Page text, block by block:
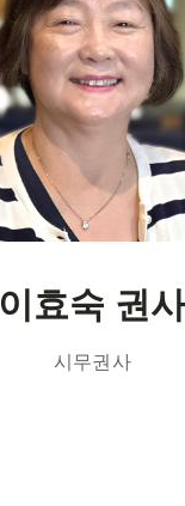
이효숙 권
시무권사